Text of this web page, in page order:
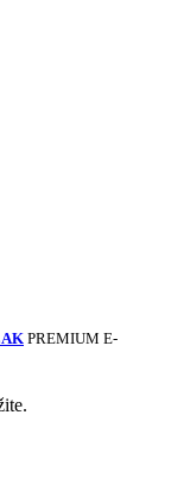
PREMIUM E-